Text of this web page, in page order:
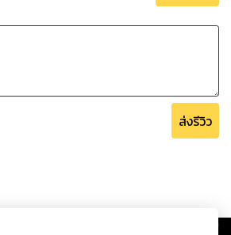
ยคนี้ของเธอทำให้เขาหยุดกึก แล้วเงย
ออีกครั้ง ปารารินเพิ่งรู้ว่า ภคินัยเมามาก
เธอจะออกเรือนไป ฉันขอเรียกร้องทุนคืน
ส่งรีวิว